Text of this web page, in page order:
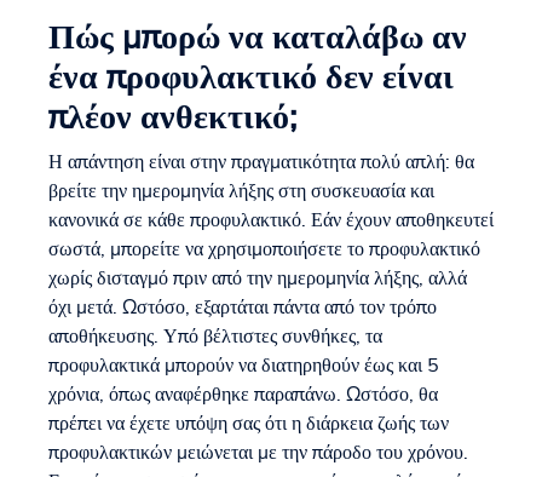
Πώς μπορώ να καταλάβω αν
ένα προφυλακτικό δεν είναι
πλέον ανθεκτικό;
Η απάντηση είναι στην πραγματικότητα πολύ απλή: θα
βρείτε την ημερομηνία λήξης στη συσκευασία και
κανονικά σε κάθε προφυλακτικό. Εάν έχουν αποθηκευτεί
σωστά, μπορείτε να χρησιμοποιήσετε το προφυλακτικό
χωρίς δισταγμό πριν από την ημερομηνία λήξης, αλλά
όχι μετά. Ωστόσο, εξαρτάται πάντα από τον τρόπο
αποθήκευσης. Υπό βέλτιστες συνθήκες, τα
προφυλακτικά μπορούν να διατηρηθούν έως και 5
χρόνια, όπως αναφέρθηκε παραπάνω. Ωστόσο, θα
πρέπει να έχετε υπόψη σας ότι η διάρκεια ζωής των
προφυλακτικών μειώνεται με την πάροδο του χρόνου.